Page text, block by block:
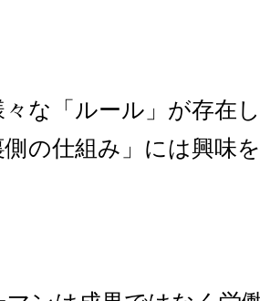
な「ルール」が存在
側の仕組み」には興味